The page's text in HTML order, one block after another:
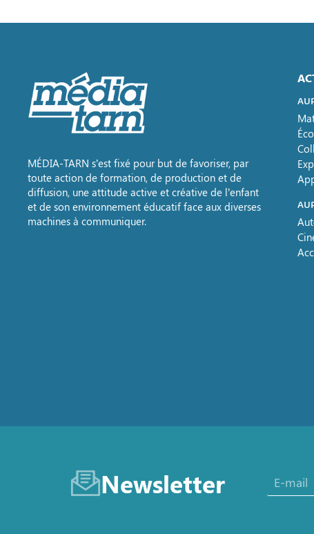
MÉDIA-TARN s’est fixé pour but de favoriser, par
toute action de formation, de production et de
diffusion, une attitude active et créative de l’enfant
et de son environnement éducatif face aux diverses
machines à communiquer.
Newsletter